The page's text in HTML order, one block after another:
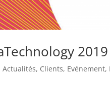
Actualités, Clients, Evénement,